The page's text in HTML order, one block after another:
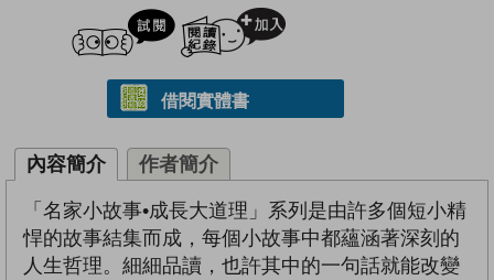
試閲
借閱實體書
內容簡介 作者簡介
「名家小故事•成長大道理」系列是由許多個短小精
悍的故事結集而成，每個小故事中都蘊涵著深刻的
人生哲理。細細品讀，也許其中的一句話就能改變